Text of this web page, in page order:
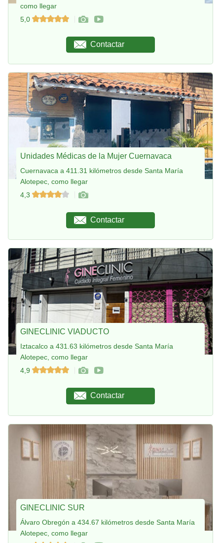
como llegar
5,0
Contactar
Unidades Médicas de la Mujer Cuernavaca
Cuernavaca a 411.31 kilómetros desde Santa María
Alotepec, como llegar
4,3
Contactar
GINECLINIC VIADUCTO
Iztacalco a 431.63 kilómetros desde Santa María
Alotepec, como llegar
4,9
Contactar
GINECLINIC SUR
Álvaro Obregón a 434.67 kilómetros desde Santa María
Alotepec, como llegar